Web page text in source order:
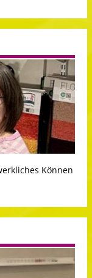
Können